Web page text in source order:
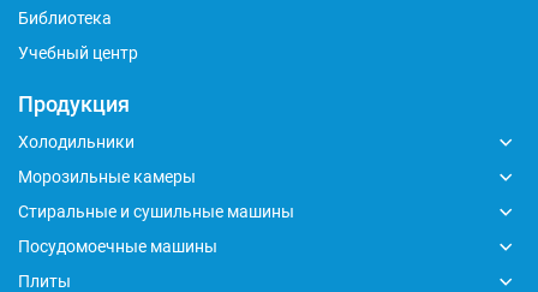
Библиотека
Учебный центр
Продукция
Холодильники
Морозильные камеры
Стиральные и сушильные машины
Посудомоечные машины
Плиты